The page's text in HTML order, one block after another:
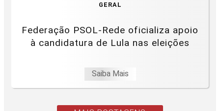
GERAL
Federação PSOL-Rede oficializa apoio
à candidatura de Lula nas eleições
Saiba Mais